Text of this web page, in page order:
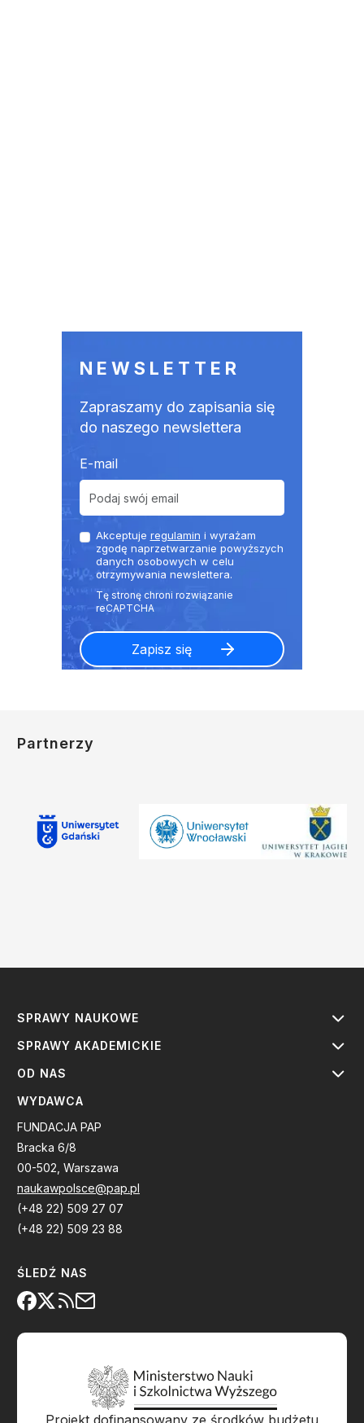
NEWSLETTER
Zapraszamy do zapisania się
do naszego newslettera
E-mail
Akceptuje regulamin i wyrażam
zgodę naprzetwarzanie powyższych
danych osobowych w celu
otrzymywania newslettera.
Partnerzy
SPRAWY NAUKOWE
SPRAWY AKADEMICKIE
OD NAS
WYDAWCA
FUNDACJA PAP
Bracka 6/8
00-502, Warszawa
naukawpolsce@pap.pl
(+48 22) 509 27 07
(+48 22) 509 23 88
ŚLEDŹ NAS